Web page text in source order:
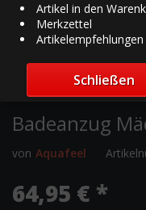
Badeanzug
von Aquafeel
64,95 € *
Artikel in den
Merkzettel
Schließen